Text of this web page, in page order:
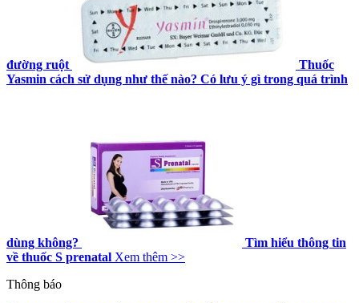
đường ruột
Thuốc
Yasmin cách sử dụng như thế nào? Có lưu ý gì trong quá trình
dùng không?
Tìm hiểu thông tin
về thuốc S prenatal Xem thêm >>
Thông báo